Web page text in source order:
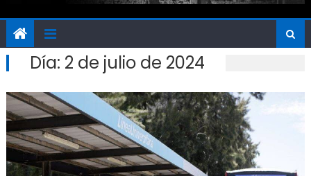
Día: 2 de julio de 2024